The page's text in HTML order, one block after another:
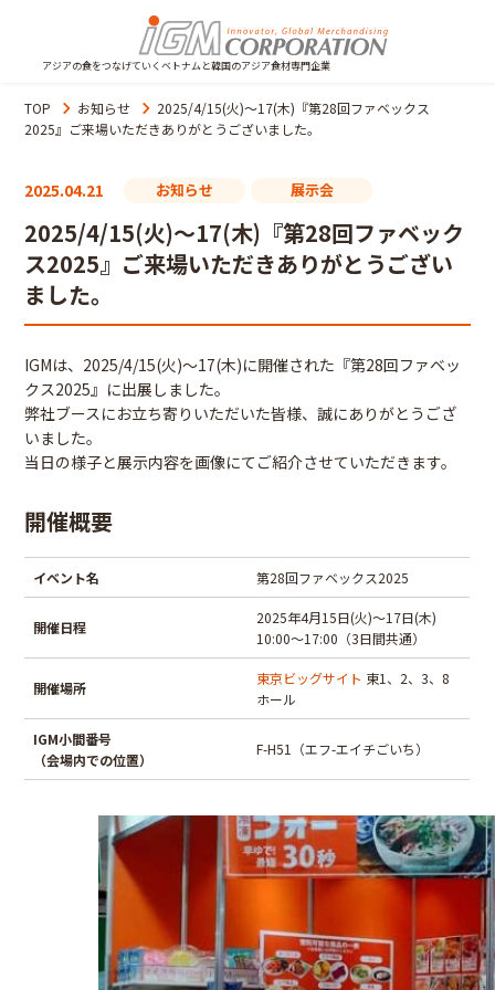
アジアの食をつなげていくベトナムと韓国のアジア食材専門企業
TOP お知らせ
2025/4/15(火)～17(木)『第28回ファベックス
2025』ご来場いただきありがとうございました。
2025.04.21 お知らせ 展示会
2025/4/15(火)～17(木)『第28回ファベック
ス2025』ご来場いただきありがとうござい
ました。
IGMは、2025/4/15(火)～17(木)に開催された『第28回ファベッ
クス2025』に出展しました。
弊社ブースにお立ち寄りいただいた皆様、誠にありがとうござ
いました。
当日の様子と展示内容を画像にてご紹介させていただきます。
開催概要
イベント名 第28回ファベックス2025
開催日程
2025年4月15日(火)～17日(木)
10:00～17:00（3日間共通）
開催場所
東京ビッグサイト 東1、2、3、8
ホール
IGM小間番号
（会場内での位置）
F-H51（エフ-エイチごいち）